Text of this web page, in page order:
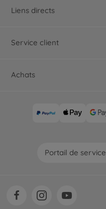
Liens directs
Service client
Achats
Portail de service